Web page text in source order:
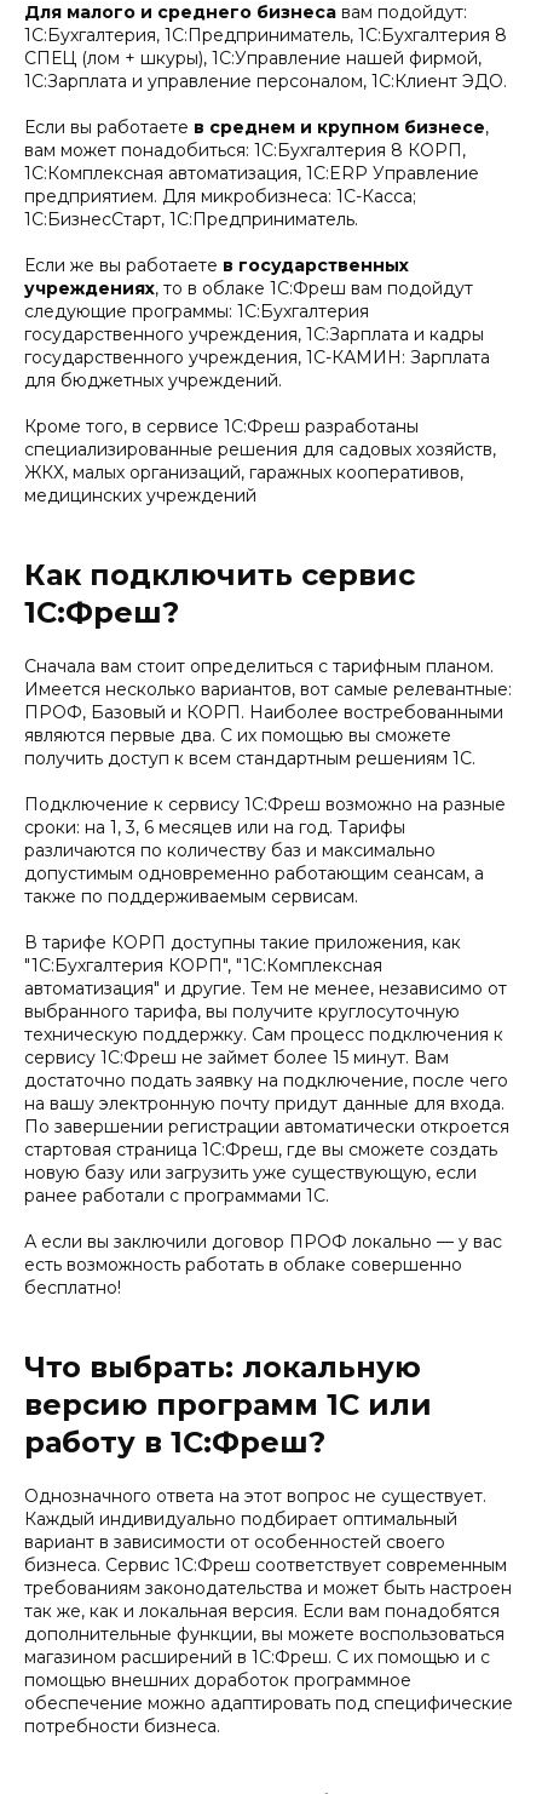
Для малого и среднего бизнеса вам подойдут:
1С:Бухгалтерия, 1С:Предприниматель, 1С:Бухгалтерия 8
СПЕЦ (лом + шкуры), 1С:Управление нашей фирмой,
1С:Зарплата и управление персоналом, 1С:Клиент ЭДО.
Если вы работаете в среднем и крупном бизнесе,
вам может понадобиться: 1C:Бухгалтерия 8 КОРП,
1С:Комплексная автоматизация, 1С:ERP Управление
предприятием. Для микробизнеса: 1С-Касса;
1С:БизнесСтарт, 1С:Предприниматель.
Если же вы работаете в государственных
учреждениях, то в облаке 1С:Фреш вам подойдут
следующие программы: 1С:Бухгалтерия
государственного учреждения, 1С:Зарплата и кадры
государственного учреждения, 1С-КАМИН: Зарплата
для бюджетных учреждений.
Кроме того, в сервисе 1С:Фреш разработаны
специализированные решения для садовых хозяйств,
ЖКХ, малых организаций, гаражных кооперативов,
медицинских учреждений
Как подключить сервис
1С:Фреш?
Сначала вам стоит определиться с тарифным планом.
Имеется несколько вариантов, вот самые релевантные:
ПРОФ, Базовый и КОРП. Наиболее востребованными
являются первые два. С их помощью вы сможете
получить доступ к всем стандартным решениям 1С.
Подключение к сервису 1С:Фреш возможно на разные
сроки: на 1, 3, 6 месяцев или на год. Тарифы
различаются по количеству баз и максимально
допустимым одновременно работающим сеансам, а
также по поддерживаемым сервисам.
В тарифе КОРП доступны такие приложения, как
"1С:Бухгалтерия КОРП", "1С:Комплексная
автоматизация" и другие. Тем не менее, независимо от
выбранного тарифа, вы получите круглосуточную
техническую поддержку. Сам процесс подключения к
сервису 1С:Фреш не займет более 15 минут. Вам
достаточно подать заявку на подключение, после чего
на вашу электронную почту придут данные для входа.
По завершении регистрации автоматически откроется
стартовая страница 1С:Фреш, где вы сможете создать
новую базу или загрузить уже существующую, если
ранее работали с программами 1С.
А если вы заключили договор ПРОФ локально — у вас
есть возможность работать в облаке совершенно
бесплатно!
Что выбрать: локальную
версию программ 1С или
работу в 1С:Фреш?
Однозначного ответа на этот вопрос не существует.
Каждый индивидуально подбирает оптимальный
вариант в зависимости от особенностей своего
бизнеса. Сервис 1С:Фреш соответствует современным
требованиям законодательства и может быть настроен
так же, как и локальная версия. Если вам понадобятся
дополнительные функции, вы можете воспользоваться
магазином расширений в 1С:Фреш. С их помощью и с
помощью внешних доработок программное
обеспечение можно адаптировать под специфические
потребности бизнеса.